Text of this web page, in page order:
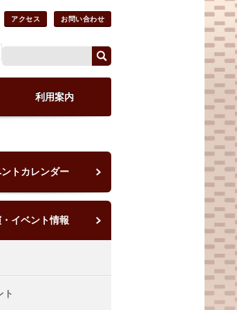
アクセス お問い合わせ
利用案内
トカレンダー
イベント情報
ト